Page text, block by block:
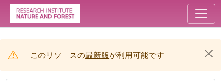
このリソースの最新版が利用可能です